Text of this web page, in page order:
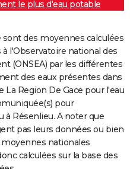
le plus d'eau potable
des moyennes calculées
l'Observatoire national des
(ONSEA) par les différentes
des eaux présentes dans
Region De Gace pour l'eau
pour
à Résenlieu. A noter que
pas leurs données ou bien
nationales
calculées sur la base des